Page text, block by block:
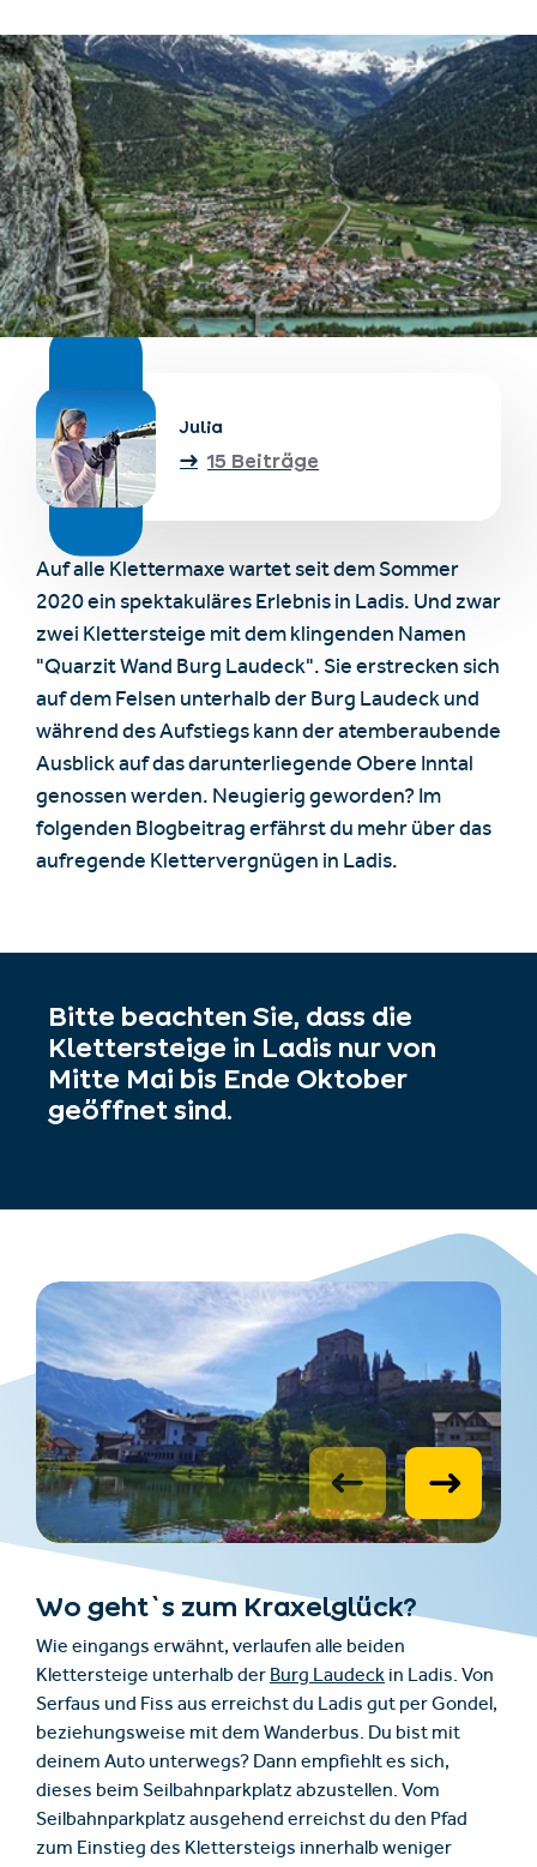
Unterkünfte finden
Ticket- &
Gutscheinshop
info@serfaus-fiss-ladis.at
Auf alle Klettermaxe wartet seit dem Sommer
2020 ein spektakuläres Erlebnis in Ladis. Und zwar
zwei Klettersteige mit dem klingenden Namen
"Quarzit Wand Burg Laudeck". Sie erstrecken sich
auf dem Felsen unterhalb der Burg Laudeck und
während des Aufstiegs kann der atemberaubende
Ausblick auf das darunterliegende Obere Inntal
genossen werden. Neugierig geworden? Im
folgenden Blogbeitrag erfährst du mehr über das
aufregende Klettervergnügen in Ladis.
Julia
15 Beiträge
Bitte beachten Sie, dass die
Klettersteige in Ladis nur von
Mitte Mai bis Ende Oktober
geöffnet sind.
Wo geht`s zum Kraxelglück?
Wie eingangs erwähnt, verlaufen alle beiden
Klettersteige unterhalb derBurg Laudeck in Ladis. Von
Serfaus und Fiss aus erreichst du Ladis gut per Gondel,
beziehungsweise mit dem Wanderbus. Du bist mit
deinem Auto unterwegs? Dann empfiehlt es sich,
dieses beim Seilbahnparkplatz abzustellen. Vom
Seilbahnparkplatz ausgehend erreichst du den Pfad
zum Einstieg des Klettersteigs innerhalb weniger